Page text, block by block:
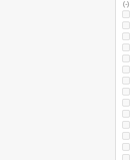
(-)